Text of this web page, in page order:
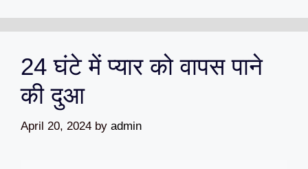
24 घंटे में प्यार को वापस पाने
की दुआ
April 20, 2024 by admin